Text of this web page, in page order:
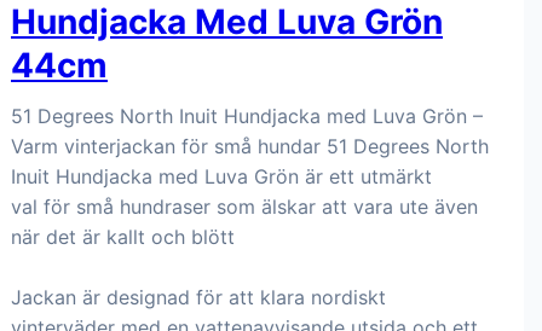
Hundjacka Med Luva Grön
44cm
51 Degrees North Inuit Hundjacka med Luva Grön –
Varm vinterjackan för små hundar 51 Degrees North
Inuit Hundjacka med Luva Grön är ett utmärkt
val för små hundraser som älskar att vara ute även
när det är kallt och blött
Jackan är designad för att klara nordiskt